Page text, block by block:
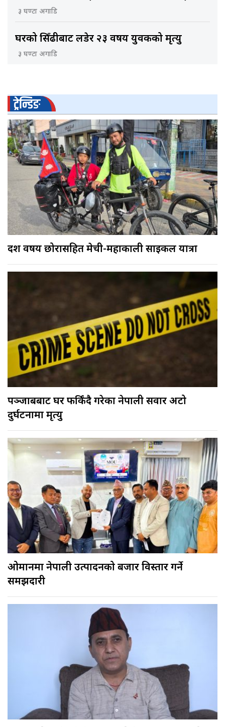
३ घण्टा अगाडि
घरको सिँढीबाट लडेर २३ वर्षीय युवकको मृत्यु
३ घण्टा अगाडि
ट्रेन्डिङ
दश वर्षीय छोरासहित मेची-महाकाली साइकल यात्रा
पञ्जाबबाट घर फर्किंदै गरेका नेपाली सवार अटो
दुर्घटनामा मृत्यु
ओमानमा नेपाली उत्पादनको बजार विस्तार गर्ने
समझदारी